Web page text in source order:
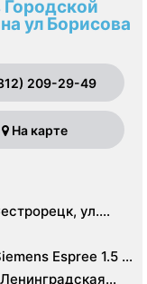
ул Борисова
209-29-49
На карте
ул.
Espree 1.5 T,
EVO 128